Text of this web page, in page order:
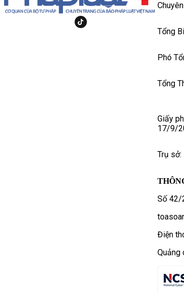
Tổng
Phó
Tổng
Giấy
17/9/
Trụ sở:
Số 42/
Điện
Quảng